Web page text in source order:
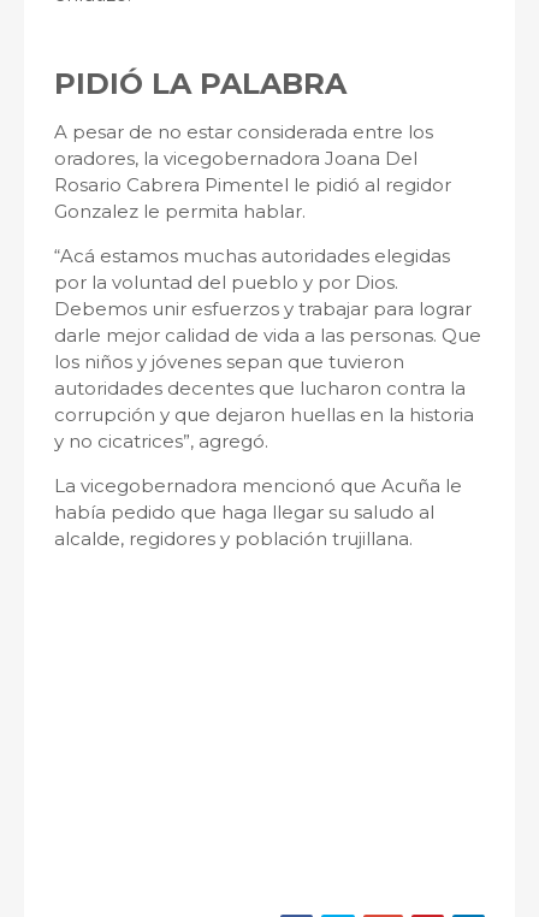
PIDIÓ LA PALABRA
A pesar de no estar considerada entre los
oradores, la vicegobernadora Joana Del
Rosario Cabrera Pimentel le pidió al regidor
Gonzalez le permita hablar.
“Acá estamos muchas autoridades elegidas
por la voluntad del pueblo y por Dios.
Debemos unir esfuerzos y trabajar para lograr
darle mejor calidad de vida a las personas. Que
los niños y jóvenes sepan que tuvieron
autoridades decentes que lucharon contra la
corrupción y que dejaron huellas en la historia
y no cicatrices”, agregó.
La vicegobernadora mencionó que Acuña le
había pedido que haga llegar su saludo al
alcalde, regidores y población trujillana.